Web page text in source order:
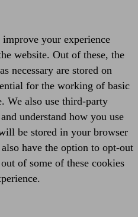
your experience
website. Out of these, the
necessary are stored on
for the working of basic
We also use third-party
understand how you use
be stored in your browser
have the option to opt-out
of some of these cookies